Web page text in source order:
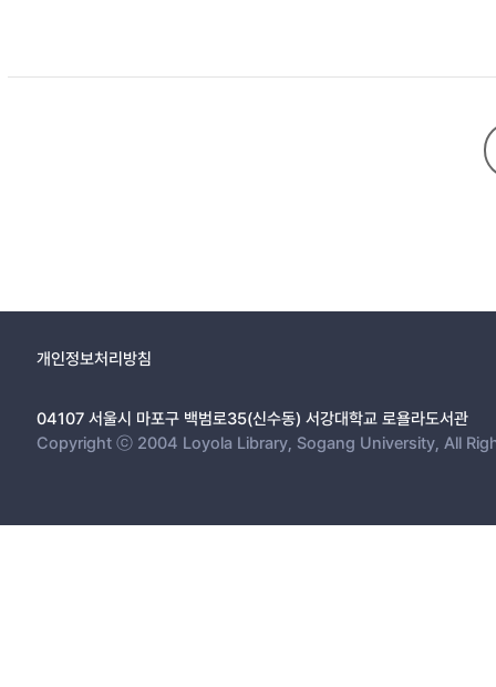
개인정보처리방침
04107 서울시 마포구 백범로35(신수동) 서강대학교 로욜라도서관
Copyright ⓒ 2004 Loyola Library, Sogang University, All